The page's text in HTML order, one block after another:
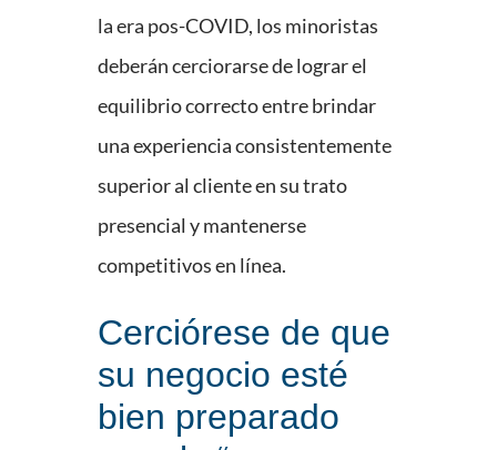
la era pos-COVID, los minoristas
deberán cerciorarse de lograr el
equilibrio correcto entre brindar
una experiencia consistentemente
superior al cliente en su trato
presencial y mantenerse
competitivos en línea.
Cerciórese de que
su negocio esté
bien preparado